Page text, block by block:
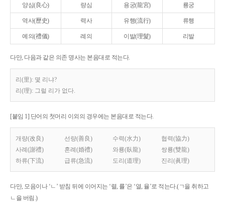
양심(良心) 량심 용궁(龍宮) 룡궁
역사(歷史) 력사 유행(流行) 류행
예의(禮儀) 례의 이발(理髮) 리발
다만, 다음과 같은 의존 명사는 본음대로 적는다.
리(里): 몇 리냐?
리(理): 그럴 리가 없다.
[붙임 1] 단어의 첫머리 이외의 경우에는 본음대로 적는다.
개량(改良) 선량(善良) 수력(水力)
협력(協力)
사례(謝禮)
혼례(婚禮) 와룡(臥龍)
쌍룡(雙龍)
하류(下流)
급류(急流) 도리(道理) 진리(眞理)
다만, 모음이나 ‘ㄴ’ 받침 뒤에 이어지는 ‘렬, 률’은 ‘열, 율’로 적는다.(ㄱ을 취하고
ㄴ을 버림.)